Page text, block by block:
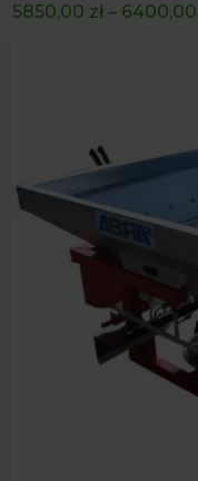
5850,00 zł– 6400,00